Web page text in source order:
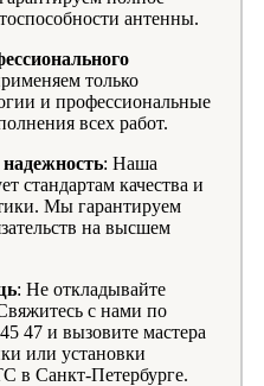
антенны.
только
и профессиональные
всех работ.
: Наша
стандартам качества и
Мы гарантируем
на высшем
: Не откладывайте
с нами по
47 и вызовите мастера
или установки
в Санкт-Петербурге.